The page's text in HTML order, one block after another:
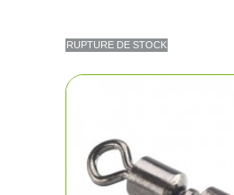
RUPTURE DE STOCK